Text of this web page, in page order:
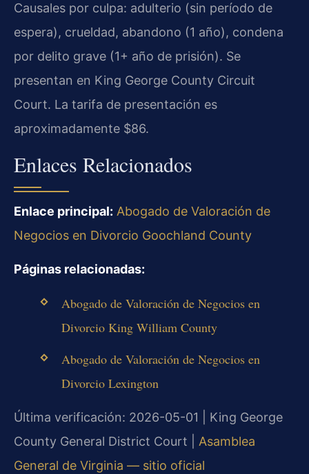
Causales por culpa: adulterio (sin período de
espera), crueldad, abandono (1 año), condena
por delito grave (1+ año de prisión). Se
presentan en King George County Circuit
Court. La tarifa de presentación es
aproximadamente $86.
Enlaces Relacionados
Enlace principal: Abogado de Valoración de
Negocios en Divorcio Goochland County
Páginas relacionadas:
Abogado de Valoración de Negocios en
Divorcio King William County
Abogado de Valoración de Negocios en
Divorcio Lexington
Última verificación: 2026-05-01 | King George
County General District Court | Asamblea
General de Virginia — sitio oficial